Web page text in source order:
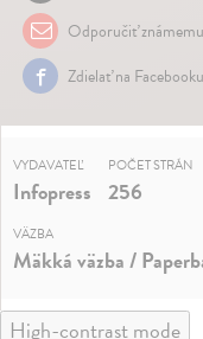
Odporučiť známemu
Zdielať na Facebooku
VYDAVATEĽ
Infopress
POČET STRÁN
256
VÄZBA
Mäkká väzba /
High-contrast mode